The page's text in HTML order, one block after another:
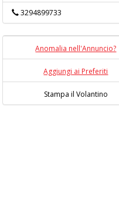
3294899733
Anomalia nell'Annuncio?
Aggiungi ai Preferiti
Stampa il Volantino